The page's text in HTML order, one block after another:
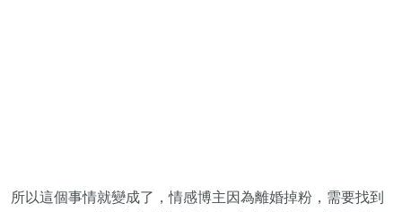
所以這個事情就變成了，情感博主因為離婚掉粉，需要找到